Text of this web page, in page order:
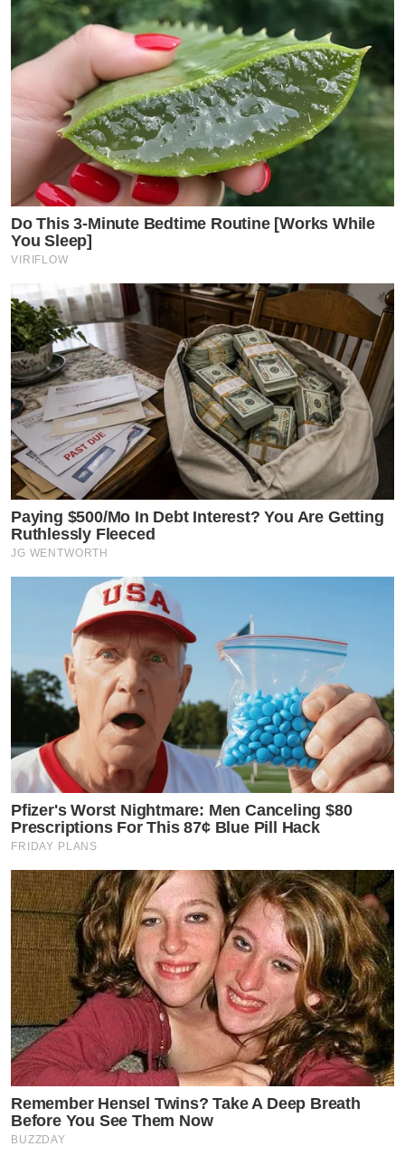
Do This 3-Minute Bedtime Routine [Works While
You Sleep]
VIRIFLOW
Paying $500/Mo In Debt Interest? You Are Getting
Ruthlessly Fleeced
JG WENTWORTH
Pfizer's Worst Nightmare: Men Canceling $80
Prescriptions For This 87¢ Blue Pill Hack
FRIDAY PLANS
Remember Hensel Twins? Take A Deep Breath
Before You See Them Now
BUZZDAY